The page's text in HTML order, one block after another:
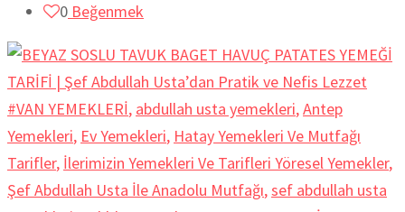
0 Beğenmek
#VAN YEMEKLERİ, abdullah usta yemekleri,Antep
Yemekleri, Ev Yemekleri, Hatay Yemekleri Ve Mutfağı
Tarifler, İlerimizin Yemekleri Ve Tarifleri Yöresel Yemekler,
Şef Abdullah Usta İle Anadolu Mutfağı,sef abdullah usta